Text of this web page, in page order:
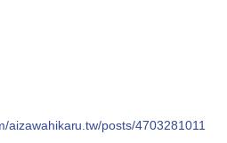
aizawahikaru.tw/posts/4703281011